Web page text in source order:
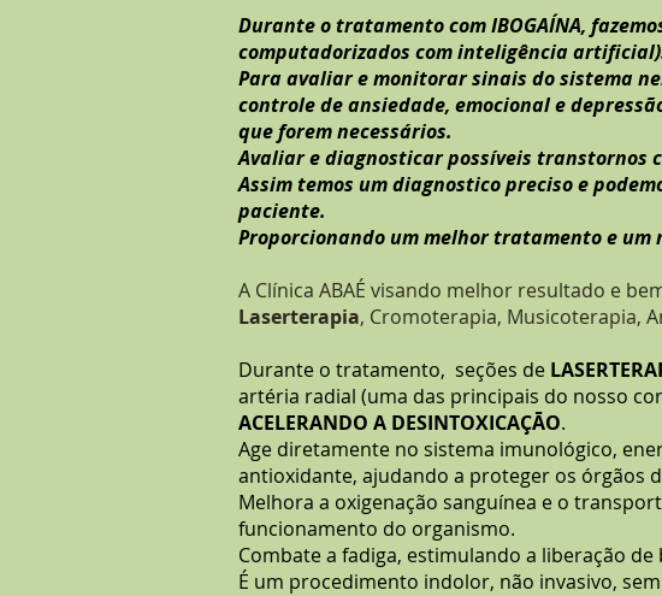
Durante o tratamento com IBOGAÍNA,
computadorizados com inteligência
Para avaliar e monitorar sinais do sistema
controle de ansiedade, emocional e
que forem necessários.
Avaliar e diagnosticar possíveis transtornos
Assim temos um diagnostico preciso e
paciente.
Proporcionando um melhor tratamento e um
A Clínica ABAÉ visando melhor resultado e
Laserterapia, Cromoterapia, Musicoterapia,
Durante o tratamento, seções de
artéria radial (uma das principais do nosso
ACELERANDO A DESINTOXICAÇĀO.
Age diretamente no sistema imunológico,
antioxidante, ajudando a proteger os órgãos
Melhora a oxigenação sanguínea e o
funcionamento do organismo.
Combate a fadiga, estimulando a liberação
É um procedimento indolor, não invasivo,